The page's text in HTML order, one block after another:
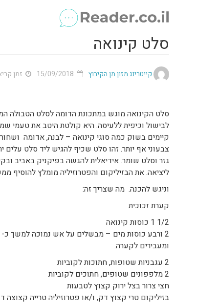
סלט קינואה
קייטרינג מזון מן הקיבוץ זמן
סלט הקינואה מוגש במתכונת הדומה לסלט הטבולה
לבישול וכיפית ללעיסה. היא קולטת היטב את טעמי
קיימים בשוק כמה סוגי קינואה – לבנה, אדומה
צבעוני אף יותר. זהו סלט שכיף להגיש ליד סלט
גזר וסלט שומר. אידיאלית להגשה בפיקניק באביב
ליציאה. את הבזיליקום והפטרוזיליה מומלץ להוסיף
וניגש להכנה. מה שצריך זה:
קערת זכוכית
1/2 1 כוסות קינואה
ומעבירים לקערה.
2 עגבניות שטופות, חתוכות לקוביות
2 מלפפונים שטופים, חתוכים לקוביות
חצי צרור בצל ירוק קצוץ לטבעות
בזיליקום טרי קצוץ דק, ו/או פטרוזיליה טרייה קצוצה